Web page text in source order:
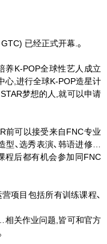
已经正式开幕.｡
养K-POP全球性艺人成立
心,进行全球K-POP造星计
梦想的人,就可以申请
前可以接受来自FNC专业
型､选秀表演､韩语进修…
程后都有机会参加同FNC
项目包括所有训练课程､
相关作业问题,皆可和官方